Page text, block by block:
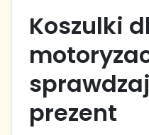
Koszulki
prezent